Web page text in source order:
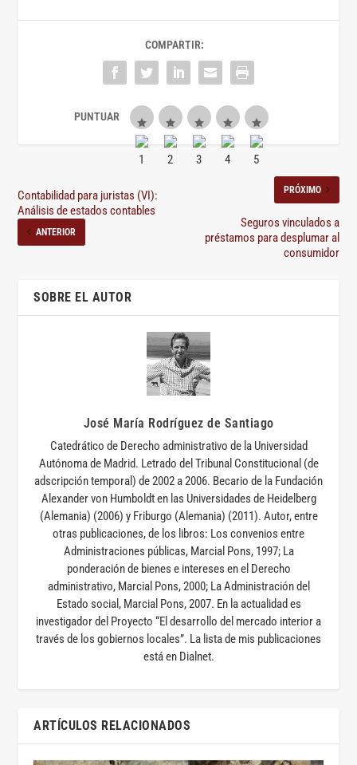
COMPARTIR:
Contabilidad para juristas (VI):
Análisis de estados contables
ANTERIOR
PRÓXIMO
Seguros vinculados a
préstamos para desplumar al
consumidor
SOBRE EL AUTOR
José María Rodríguez de Santiago
Catedrático de Derecho administrativo de la Universidad
Autónoma de Madrid. Letrado del Tribunal Constitucional (de
adscripción temporal) de 2002 a 2006. Becario de la Fundación
Alexander von Humboldt en las Universidades de Heidelberg
(Alemania) (2006) y Friburgo (Alemania) (2011). Autor, entre
otras publicaciones, de los libros: Los convenios entre
Administraciones públicas, Marcial Pons, 1997; La
ponderación de bienes e intereses en el Derecho
administrativo, Marcial Pons, 2000; La Administración del
Estado social, Marcial Pons, 2007. En la actualidad es
investigador del Proyecto “El desarrollo del mercado interior a
través de los gobiernos locales”. La lista de mis publicaciones
está en Dialnet.
ARTÍCULOS RELACIONADOS